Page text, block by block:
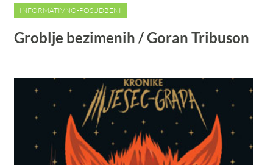
INFORMATIVNO-POSUDBENI
Groblje bezimenih / Goran Tribuson